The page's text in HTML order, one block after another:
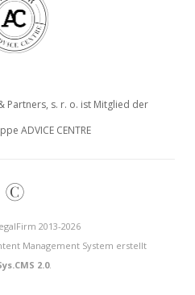
Partners, s. r. o. ist Mitglied der
ADVICE CENTRE
©
2013-2026
Management System erstellt
2.0.